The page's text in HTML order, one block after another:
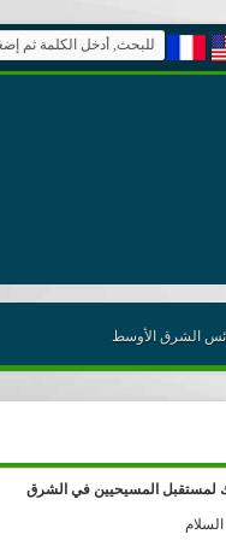
الشرق الأوسط
لمستقبل المسيحيين في الشرق